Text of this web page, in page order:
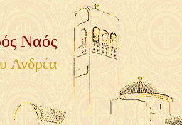
Ναός
Ανδρέα